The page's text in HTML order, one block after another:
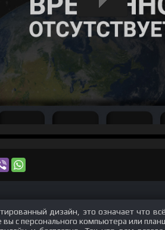
дизайн, это означает что
вы с персонального компьютера или